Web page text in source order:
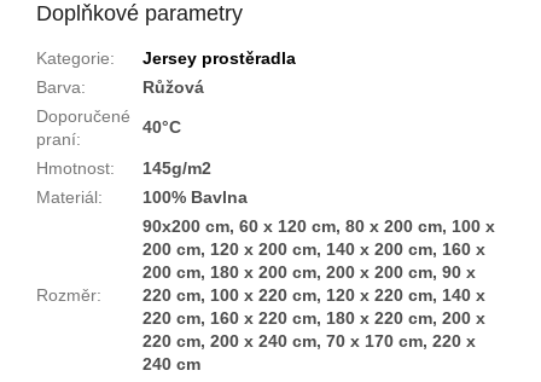
Doplňkové parametry
Kategorie:
Jersey prostěradla
Barva:
Růžová
Doporučené
praní:
40°C
Hmotnost:
145g/m2
Materiál: 100% Bavlna
Rozměr:
90x200 cm, 60 x 120 cm, 80 x 200 cm, 100 x
200 cm, 120 x 200 cm, 140 x 200 cm, 160 x
200 cm, 180 x 200 cm, 200 x 200 cm, 90 x
220 cm, 100 x 220 cm, 120 x 220 cm, 140 x
220 cm, 160 x 220 cm, 180 x 220 cm, 200 x
220 cm, 200 x 240 cm, 70 x 170 cm, 220 x
240 cm